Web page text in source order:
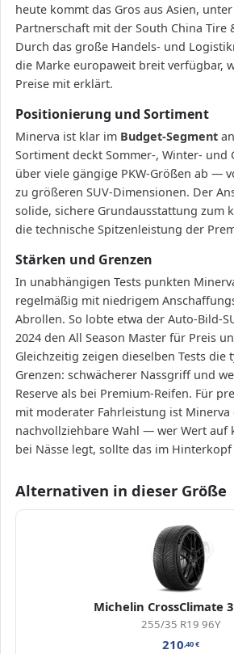
heute kommt das Gros aus Asien,
Partnerschaft mit der South China Tire
Durch das große Handels- und
die Marke europaweit breit verfügbar,
Preise mit erklärt.
Positionierung und Sortiment
Minerva ist klar im Budget-Segment
Sortiment deckt Sommer-, Winter- und
über viele gängige PKW-Größen ab —
zu größeren SUV-Dimensionen. Der
solide, sichere Grundausstattung zum
die technische Spitzenleistung der
Stärken und Grenzen
In unabhängigen Tests punkten
regelmäßig mit niedrigem
Abrollen. So lobte etwa der Auto-Bild-
2024 den All Season Master für Preis
Gleichzeitig zeigen dieselben Tests die
Grenzen: schwächerer Nassgriff und
Reserve als bei Premium-Reifen. Für
mit moderater Fahrleistung ist Minerva
nachvollziehbare Wahl — wer Wert auf
bei Nässe legt, sollte das im
Alternativen in dieser Größe
Michelin CrossClimate
255/35 R19 96Y
210,40€